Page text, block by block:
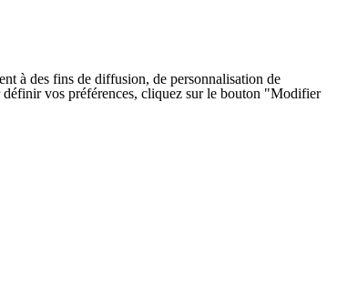
à des fins de diffusion, de personnalisation de
définir vos préférences, cliquez sur le bouton "Modifier